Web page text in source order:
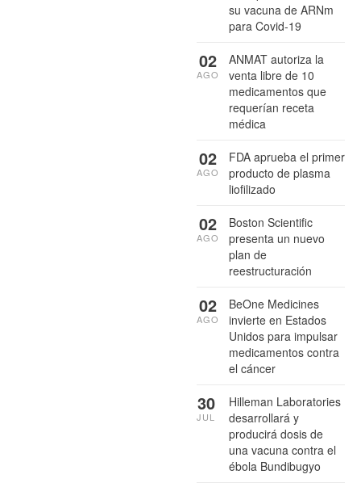
su vacuna de ARNm
para Covid-19
ANMAT autoriza la
venta libre de 10
medicamentos que
requerían receta
médica
02
AGO
FDA aprueba el primer
producto de plasma
liofilizado
02
AGO
Boston Scientific
presenta un nuevo
plan de
reestructuración
02
AGO
BeOne Medicines
invierte en Estados
Unidos para impulsar
medicamentos contra
el cáncer
02
AGO
Hilleman Laboratories
desarrollará y
producirá dosis de
una vacuna contra el
ébola Bundibugyo
30
JUL